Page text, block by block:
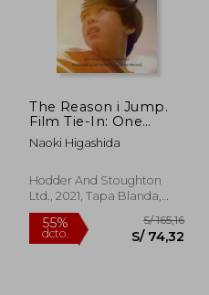
dcto. S/ 72,27
The Reason i Jump.
Film Tie-In: One
Boy'S Voice From the
Silence of Autism (en
Naoki Higashida
Hodder And Stoughton
Ltd., 2021, Tapa Blanda,
Nuevo